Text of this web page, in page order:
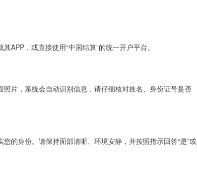
APP，或直接使用“中国结算”的统一开户平台。
片，系统会自动识别信息，请仔细核对姓名、身份证号是否
的身份。请保持面部清晰、环境安静，并按照指示回答“是”或